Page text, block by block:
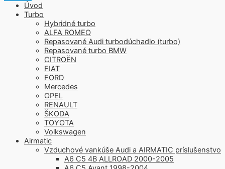
Úvod
Turbo
Hybridné turbo
ALFA ROMEO
Repasované Audi turbodúchadlo (turbo)
Repasované turbo BMW
CITROËN
FIAT
FORD
Mercedes
OPEL
RENAULT
ŠKODA
TOYOTA
Volkswagen
Airmatic
Vzduchové vankúše Audi a AIRMATIC príslušenstvo
A6 C5 4B ALLROAD 2000-2005